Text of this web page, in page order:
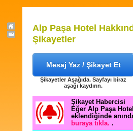
Alp Paşa Hotel
Şikayetler
Mesaj Yaz / Şikayet Et
Şikayetler Aşağıda. Sayfayı biraz
aşağı kaydırın.
Şikayet Habercisi
Eğer Alp Paşa
eklendiğinde
buraya tıkla. .